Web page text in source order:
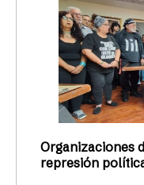
Organizaciones
represión